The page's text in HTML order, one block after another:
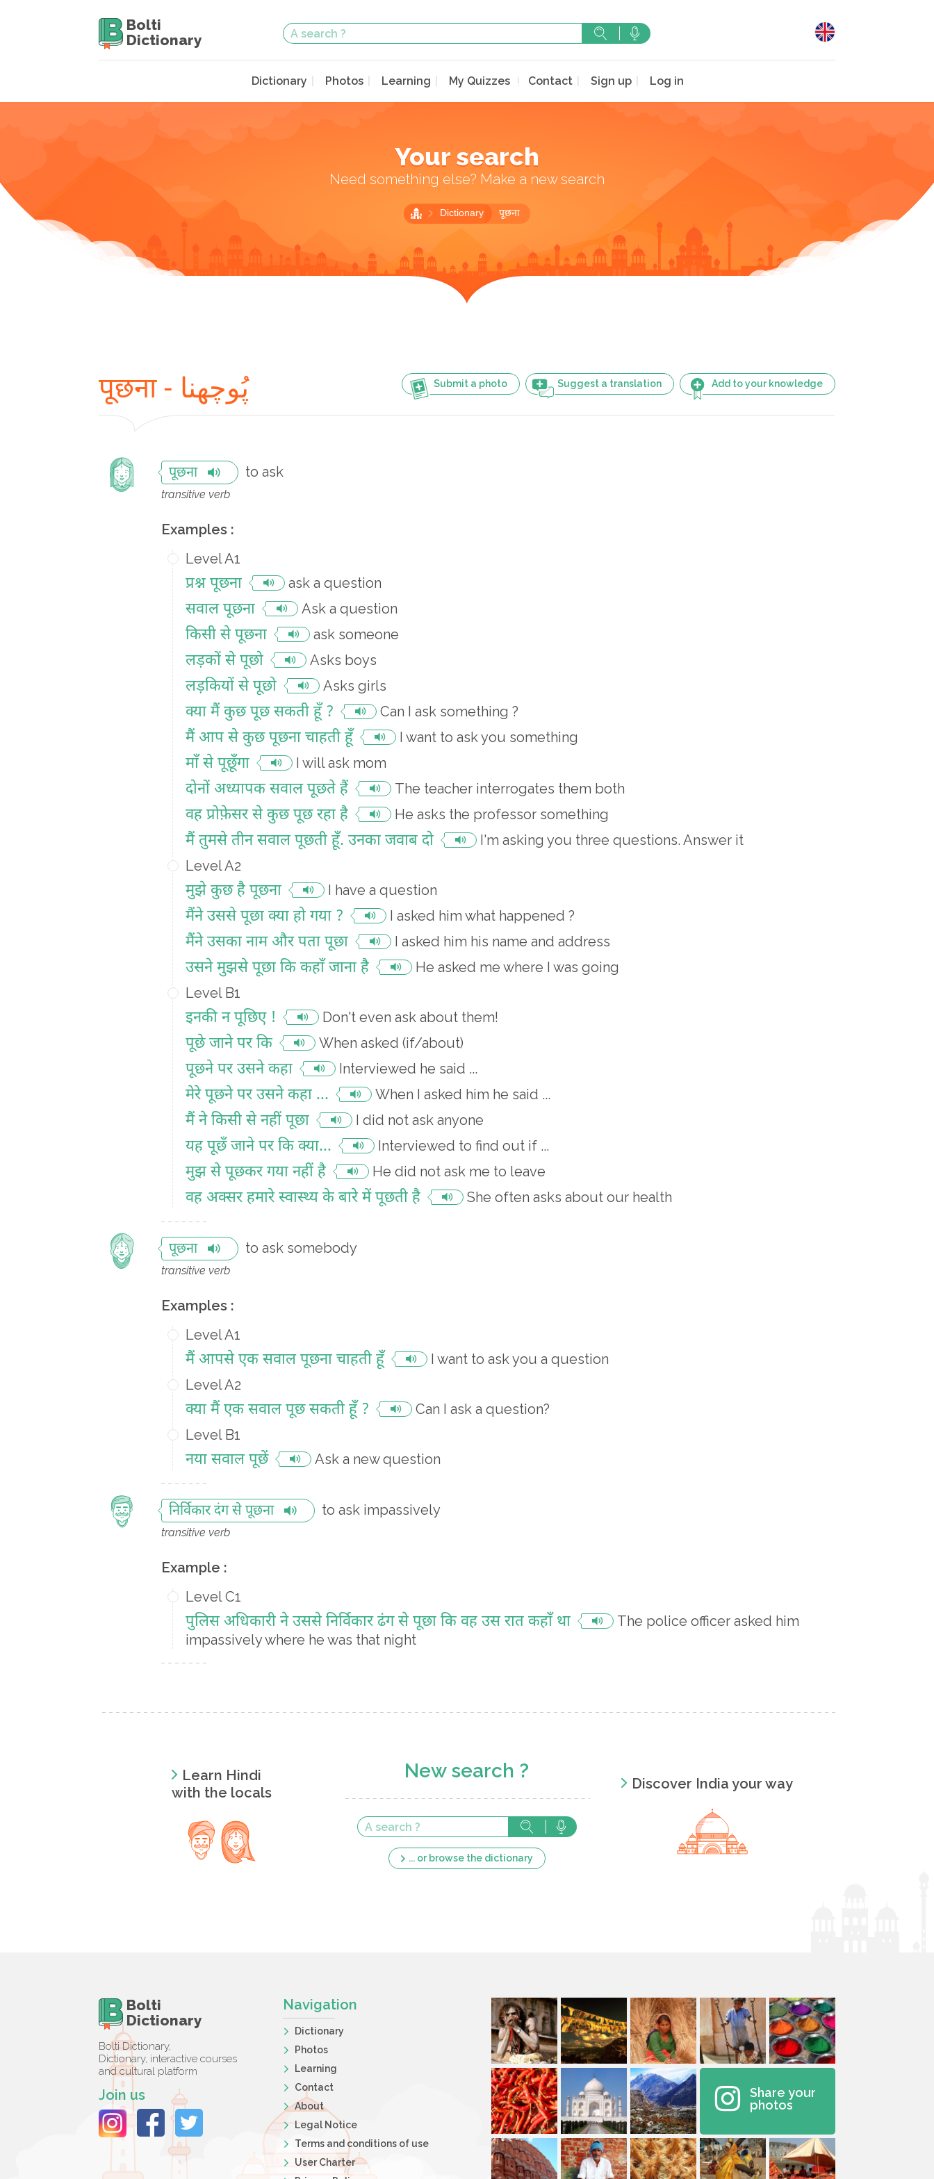
Bolti
Dictionary
Dictionary Photos Learning My Quizzes Contact Sign up Log in
Your search
Need something else? Make a new search
Dictionary पूछना
Submit a photo Suggest a translation Add to your knowledge पूछना - پُوچھنا
पूछना to ask
transitive verb
Examples :
Level A1
प्रश्न पूछना ask a question
सवाल पूछना Ask a question
किसी से पूछना ask someone
लड़कों से पूछो Asks boys
लड़कियों से पूछो Asks girls
क्या मैं कुछ पूछ सकती हूँ ? Can I ask something ?
मैं आप से कुछ पूछना चाहती हूँ I want to ask you something
माँ से पूछूँगा I will ask mom
दोनों अध्यापक सवाल पूछते हैं The teacher interrogates them both
वह प्रोफ़ेसर से कुछ पूछ रहा है He asks the professor something
मैं तुमसे तीन सवाल पूछती हूँ. उनका जवाब दो
I'm asking you three questions. Answer it
Level A2
मुझे कुछ है पूछना I have a question
मैंने उससे पूछा क्या हो गया ? I asked him what happened ?
मैंने उसका नाम और पता पूछा I asked him his name and address
उसने मुझसे पूछा कि कहाँ जाना है
He asked me where I was going
Level B1
इनकी न पूछिए ! Don't even ask about them!
पूछे जाने पर कि When asked (if/about)
पूछने पर उसने कहा Interviewed he said ...
मेरे पूछने पर उसने कहा ... When I asked him he said ...
मैं ने किसी से नहीं पूछा I did not ask anyone
यह पूछँ जाने पर कि क्या... Interviewed to find out if ...
मुझ से पूछकर गया नहीं है He did not ask me to leave
वह अक्सर हमारे स्वास्थ्य के बारे में पूछती है She often asks about our health
पूछना to ask somebody
transitive verb
Examples :
Level A1
मैं आपसे एक सवाल पूछना चाहती हूँ
I want to ask you a question
Level A2
क्या मैं एक सवाल पूछ सकती हूँ ?
Can I ask a question?
Level B1
नया सवाल पूछें Ask a new question
निर्विकार दंग से पूछना to ask impassively
transitive verb
Example :
Level C1
पुलिस अधिकारी ने उससे निर्विकार ढंग से पूछा कि वह उस रात कहाँ था
The police officer asked him
impassively where he was that night
Learn Hindi
with the locals
New search ?
... or browse the dictionary
Discover India your way
Bolti
Dictionary
Bolti Dictionary,
Dictionary, interactive courses
and cultural platform
Join us
Navigation
Dictionary
Photos
Learning
Contact
About
Legal Notice
Terms and conditions of use
User Charter
Share your
photos